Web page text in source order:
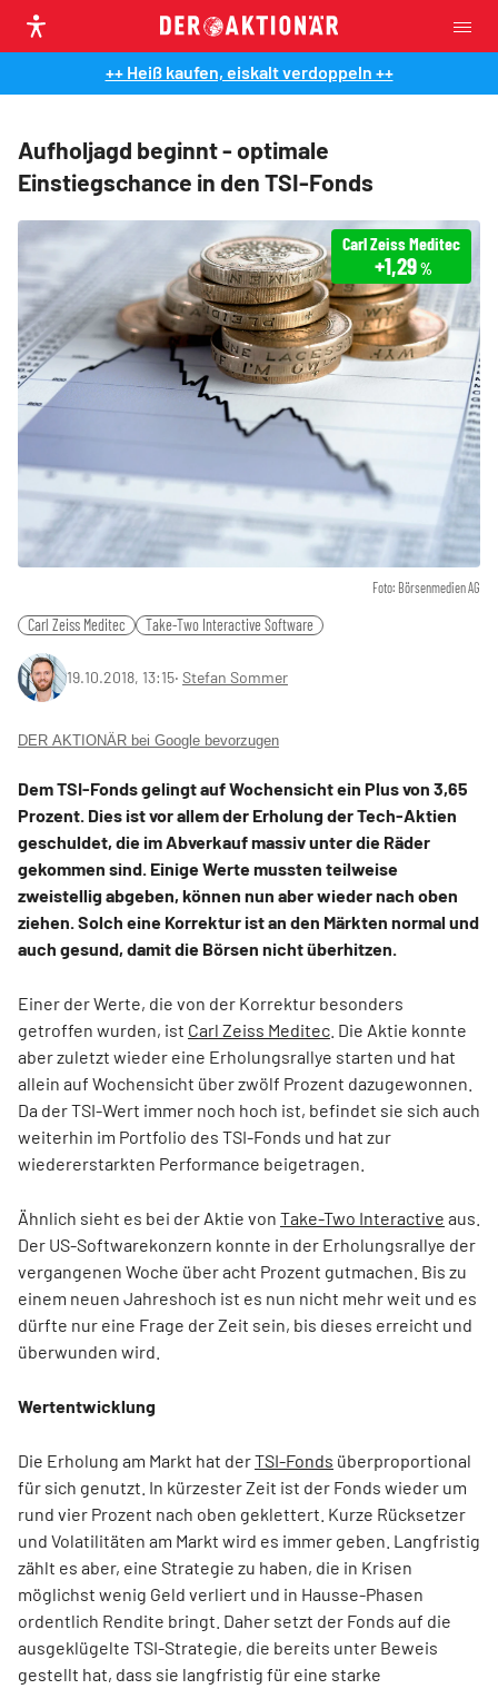
++ Heiß kaufen, eiskalt verdoppeln ++
Aufholjagd beginnt - optimale
Einstiegschance in den TSI-Fonds
Foto: Börsenmedien AG
Carl Zeiss Meditec
+1,29%
Carl Zeiss Meditec Take-Two Interactive Software
19.10.2018, 13:15‧ Stefan Sommer
DER AKTIONÄR bei Google bevorzugen
Dem TSI-Fonds gelingt auf Wochensicht ein Plus von 3,65
Prozent. Dies ist vor allem der Erholung der Tech-Aktien
geschuldet, die im Abverkauf massiv unter die Räder
gekommen sind. Einige Werte mussten teilweise
zweistellig abgeben, können nun aber wieder nach oben
ziehen. Solch eine Korrektur ist an den Märkten normal und
auch gesund, damit die Börsen nicht überhitzen.
Einer der Werte, die von der Korrektur besonders
getroffen wurden, ist Carl Zeiss Meditec . Die Aktie konnte
aber zuletzt wieder eine Erholungsrallye starten und hat
allein auf Wochensicht über zwölf Prozent dazugewonnen.
Da der TSI-Wert immer noch hoch ist, befindet sie sich auch
weiterhin im Portfolio des TSI-Fonds und hat zur
wiedererstarkten Performance beigetragen.
Ähnlich sieht es bei der Aktie von Take-Two Interactive aus.
Der US-Softwarekonzern konnte in der Erholungsrallye der
vergangenen Woche über acht Prozent gutmachen. Bis zu
einem neuen Jahreshoch ist es nun nicht mehr weit und es
dürfte nur eine Frage der Zeit sein, bis dieses erreicht und
überwunden wird.
Wertentwicklung
Die Erholung am Markt hat derTSI-Fonds überproportional
für sich genutzt. In kürzester Zeit ist der Fonds wieder um
rund vier Prozent nach oben geklettert. Kurze Rücksetzer
und Volatilitäten am Markt wird es immer geben. Langfristig
zählt es aber, eine Strategie zu haben, die in Krisen
möglichst wenig Geld verliert und in Hausse-Phasen
ordentlich Rendite bringt. Daher setzt der Fonds auf die
ausgeklügelte TSI-Strategie, die bereits unter Beweis
gestellt hat, dass sie langfristig für eine starke